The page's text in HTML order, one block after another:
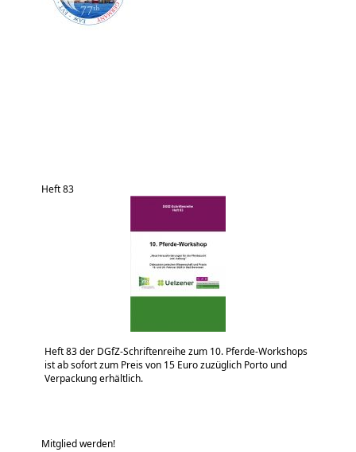
Heft 83
Heft 83 der DGfZ-Schriftenreihe zum 10. Pferde-Workshops
ist ab sofort zum Preis von 15 Euro zuzüglich Porto und
Verpackung erhältlich.
Mitglied werden!